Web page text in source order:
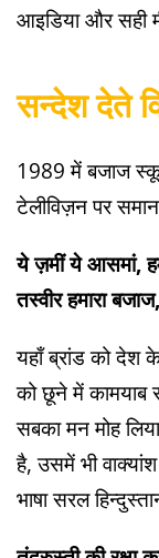
आइडिया और सही
सन्देश देते
1989 में बजाज
टेलीविज़न पर
ये ज़मीं ये आसमां,
तस्वीर हमारा
यहाँ ब्रांड को देश
को छूने में कामयाब
सबका मन मोह
है, उसमें भी
भाषा सरल